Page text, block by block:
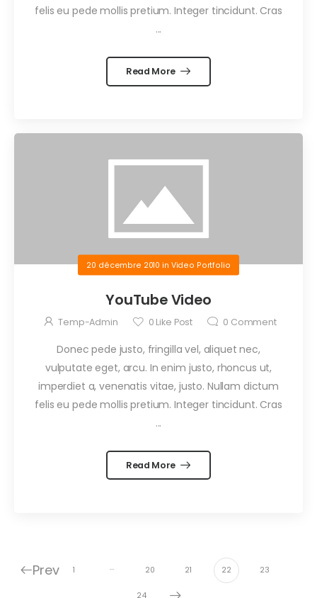
felis eu pede mollis pretium. Integer tincidunt. Cras
...
Read More
20 décembre 2010 in Video Portfolio
YouTube Video
Temp-Admin 0 Like Post 0 Comment
Donec pede justo, fringilla vel, aliquet nec,
vulputate eget, arcu. In enim justo, rhoncus ut,
imperdiet a, venenatis vitae, justo. Nullam dictum
felis eu pede mollis pretium. Integer tincidunt. Cras
...
Read More
Prev 1 … 20 21 22 23
24